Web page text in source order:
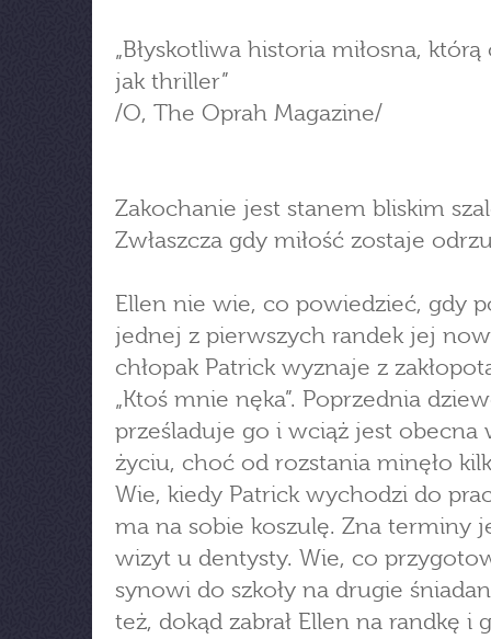
„Błyskotliwa historia miłosna, którą
jak thriller”
/O, The Oprah Magazine/
Zakochanie jest stanem bliskim
Zwłaszcza gdy miłość zostaje
Ellen nie wie, co powiedzieć, gdy
jednej z pierwszych randek jej
chłopak Patrick wyznaje z
„Ktoś mnie nęka”. Poprzednia
prześladuje go i wciąż jest obecna
życiu, choć od rozstania minęło
Wie, kiedy Patrick wychodzi do
ma na sobie koszulę. Zna terminy
wizyt u dentysty. Wie, co
synowi do szkoły na drugie
też, dokąd zabrał Ellen na randkę i